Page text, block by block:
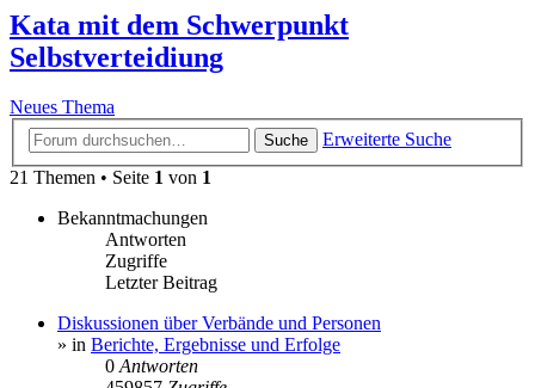
Kata mit dem Schwerpunkt
Selbstverteidiung
Neues Thema
Suche
Erweiterte Suche
21 Themen • Seite 1 von 1
Bekanntmachungen
Antworten
Zugriffe
Letzter Beitrag
Diskussionen über Verbände und Personen
» in Berichte, Ergebnisse und Erfolge
0 Antworten